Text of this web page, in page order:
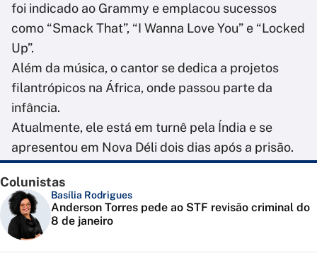
foi indicado ao Grammy e emplacou sucessos
como “Smack That”, “I Wanna Love You” e “Locked
Up”.
Além da música, o cantor se dedica a projetos
filantrópicos na África, onde passou parte da
infância.
Atualmente, ele está em turnê pela Índia e se
apresentou em Nova Déli dois dias após a prisão.
Colunistas
Basília Rodrigues
Anderson Torres pede ao STF revisão criminal do
8 de janeiro